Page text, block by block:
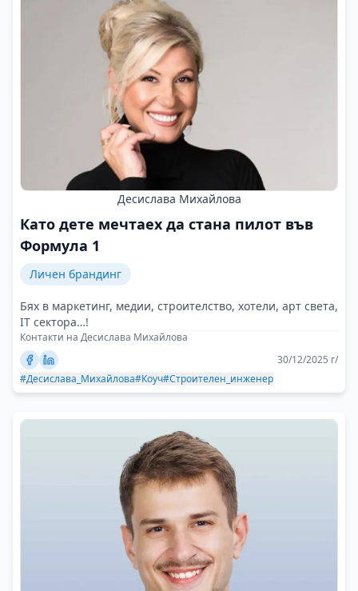
Десислава Михайлова
Като дете мечтаех да стана пилот във
Формула 1
Личен брандинг
Бях в маркетинг, медии, строителство, хотели, арт света,
IT сектора…!
Контакти на Десислава Михайлова
30/12/2025 г/
#Десислава_Михайлова#Коуч#Строителен_инженер